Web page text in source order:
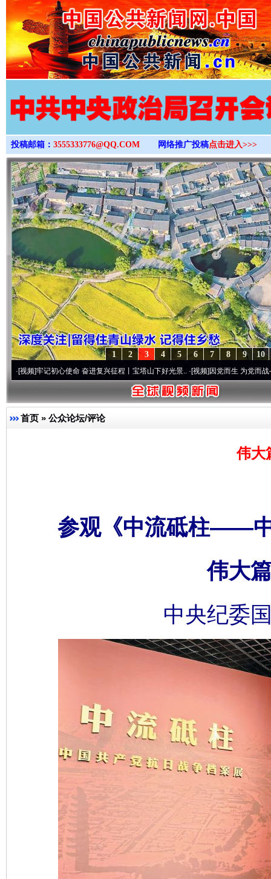
>
投稿邮箱： 3555333776@QQ.COM 网络推广投稿点击进入>>>
10
9
8
7
6
5
4
3
2
1
记初心使命 奋进复兴征程丨宝塔山下好光景..·[视频]因党而生 为党而战——百年“纪
首页 » 公众论坛/评论
伟大
参观《中流砥柱——
伟大
中央纪委